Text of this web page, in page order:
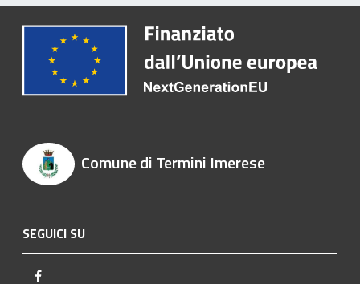
Comune di Termini Imerese
SEGUICI SU